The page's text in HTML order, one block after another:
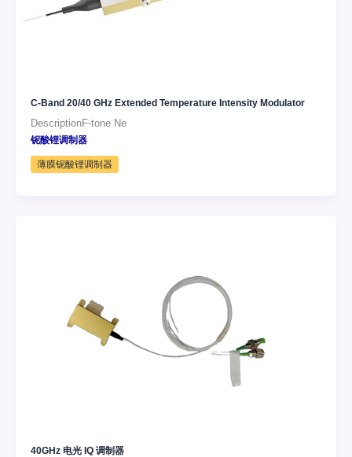
C-Band 20/40 GHz Extended Temperature Intensity Modulator
DescriptionF-tone Ne
铌酸锂调制器
薄膜铌酸锂调制器
40GHz 电光 IQ 调制器